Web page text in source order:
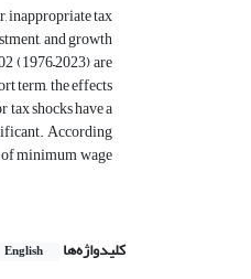
inappropriate tax
and growth
(1976–2023) are
term, the effects
shocks have a
According
minimum wage
کلیدواژه‌ها English